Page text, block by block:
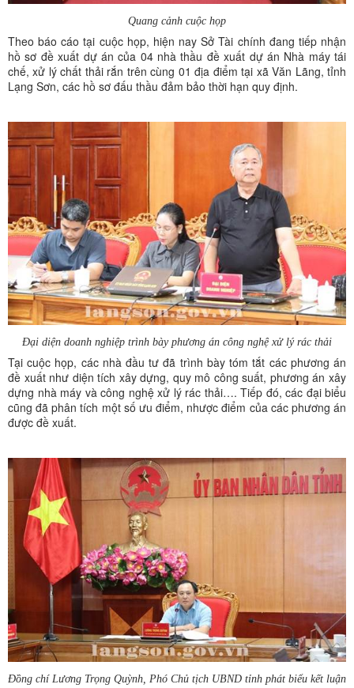
Quang cảnh cuộc họp
Theo báo cáo tại cuộc họp, hiện nay Sở Tài chính đang tiếp nhận
hồ sơ đề xuất dự án của 04 nhà thầu đề xuất dự án Nhà máy tái
chế, xử lý chất thải rắn trên cùng 01 địa điểm tại xã Văn Lãng, tỉnh
Lạng Sơn, các hồ sơ đấu thầu đảm bảo thời hạn quy định.
Đại diện doanh nghiệp trình bày phương án công nghệ xử lý rác thải
Tại cuộc họp, các nhà đầu tư đã trình bày tóm tắt các phương án
đề xuất như diện tích xây dựng, quy mô công suất, phương án xây
dựng nhà máy và công nghệ xử lý rác thải…. Tiếp đó, các đại biểu
cũng đã phân tích một số ưu điểm, nhược điểm của các phương án
được đề xuất.
Đồng chí Lương Trọng Quỳnh, Phó Chủ tịch UBND tỉnh phát biểu kết luận